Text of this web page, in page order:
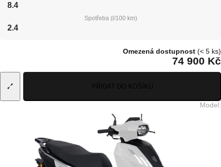
8.4
Spotřeba (l/100 km)
2.4
Omezená dostupnost (< 5 ks)
74 900 Kč
PŘIDAT DO KOŠÍKU
Model: